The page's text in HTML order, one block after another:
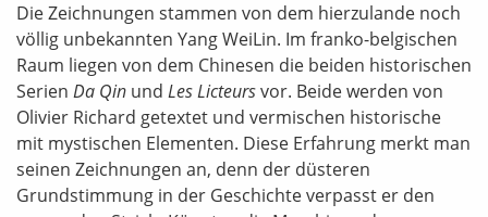
Die Zeichnungen stammen von dem hierzulande noch
völlig unbekannten Yang WeiLin. Im franko-belgischen
Raum liegen von dem Chinesen die beiden historischen
Serien Da Qin und Les Licteursvor. Beide werden von
Olivier Richard getextet und vermischen historische
mit mystischen Elementen. Diese Erfahrung merkt man
seinen Zeichnungen an, denn der düsteren
Grundstimmung in der Geschichte verpasst er den